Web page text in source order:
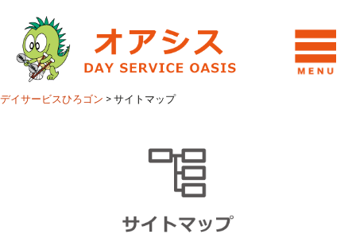
デイサービスひろゴン >サイトマップ